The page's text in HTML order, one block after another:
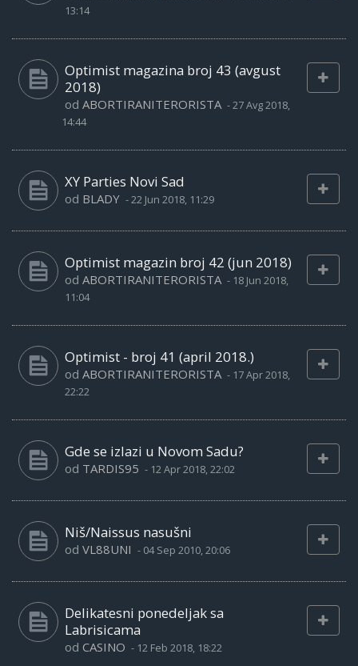
13:14
Optimist magazina broj 43 (avgust
2018)
od ABORTIRANITERORISTA -27 Avg 2018,
14:44
XY Parties Novi Sad
od BLADY -22 Jun 2018, 11:29
Optimist magazin broj 42 (jun 2018)
od ABORTIRANITERORISTA - 18 Jun 2018,
11:04
Optimist - broj 41 (april 2018.)
od ABORTIRANITERORISTA - 17 Apr 2018,
22:22
Gde se izlazi u Novom Sadu?
od TARDIS95 - 12 Apr 2018, 22:02
Niš/Naissus nasušni
od VL88UNI - 04 Sep 2010, 20:06
Delikatesni ponedeljak sa
Labrisicama
od CASINO - 12 Feb 2018, 18:22